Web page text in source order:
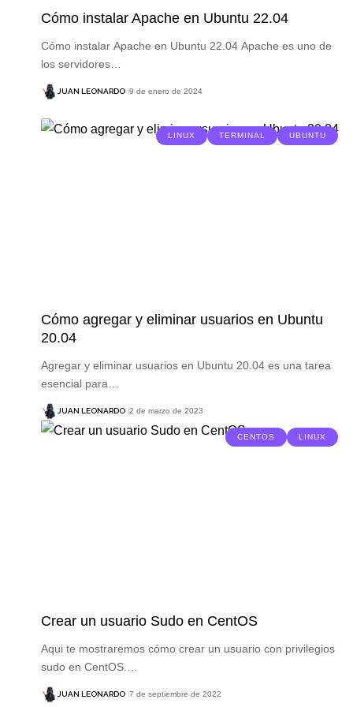
Cómo instalar Apache en Ubuntu 22.04
Cómo instalar Apache en Ubuntu 22.04 Apache es uno de
los servidores…
JUAN LEONARDO 9 de enero de 2024
LINUX TERMINAL UBUNTU
Cómo agregar y eliminar usuarios en Ubuntu
20.04
Agregar y eliminar usuarios en Ubuntu 20.04 es una tarea
esencial para…
JUAN LEONARDO 2 de marzo de 2023
CENTOS LINUX
Crear un usuario Sudo en CentOS
Aqui te mostraremos cómo crear un usuario con privilegios
sudo en CentOS.…
JUAN LEONARDO 7 de septiembre de 2022